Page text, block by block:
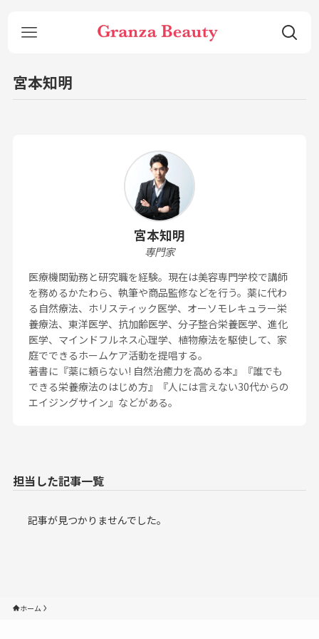
宮本知明
宮本知明
専門家
医療機関勤務と研究職を経験。現在は美容専門学校で講師
を務めるかたわら、執筆や商品監修などを行う。薬に代わ
る自然療法、ホリスティック医学、オーソモレキュラー栄
養療法、東洋医学、抗加齢医学、分子整合栄養医学、進化
医学、マインドフルネス心理学、植物療法を駆使して、家
庭でできるホームケア活動を提唱する。
著書に『薬に頼らない! 自然治癒力を高める本』『誰でも
できる栄養療法のはじめ方』『人には言えない30代からの
エイジングサイン』などがある。
記事が見つかりませんでした。
ホーム